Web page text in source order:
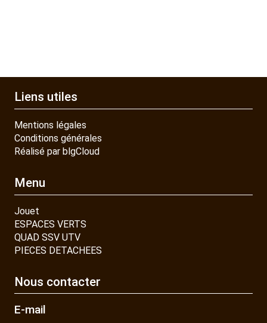
Liens utiles
Mentions légales
Conditions générales
Réalisé par blgCloud
Menu
Jouet
ESPACES VERTS
QUAD SSV UTV
PIECES DETACHEES
Nous contacter
E-mail